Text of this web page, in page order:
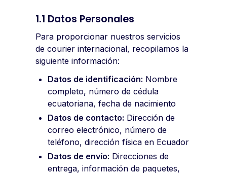
1.1 Datos Personales
Para proporcionar nuestros servicios
de courier internacional, recopilamos la
siguiente información:
Datos de identificación: Nombre
completo, número de cédula
ecuatoriana, fecha de nacimiento
Datos de contacto: Dirección de
correo electrónico, número de
teléfono, dirección física en Ecuador
Datos de envío: Direcciones de
entrega, información de paquetes,